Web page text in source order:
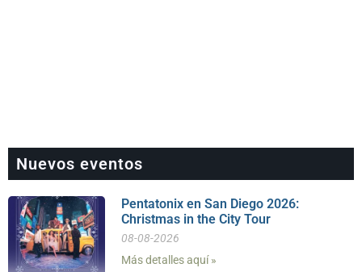
Nuevos eventos
Pentatonix en San Diego 2026:
Christmas in the City Tour
08-08-2026
Más detalles aquí »